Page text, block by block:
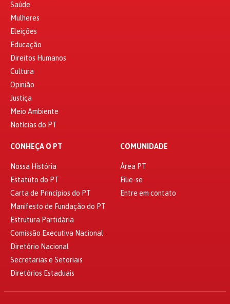
Saúde
Mulheres
Eleições
Educação
Direitos Humanos
Cultura
Opinião
Justiça
Meio Ambiente
Notícias do PT
CONHEÇA O PT
Nossa História
Estatuto do PT
Carta de Princípios do PT
Manifesto de Fundação do PT
Estrutura Partidária
Comissão Executiva Nacional
Diretório Nacional
Secretarias e Setoriais
Diretórios Estaduais
COMUNIDADE
Área PT
Filie-se
Entre em contato